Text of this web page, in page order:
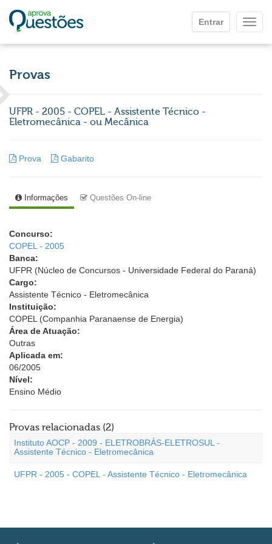
Entrar
Provas
UFPR - 2005 - COPEL - Assistente Técnico -
Eletromecânica - ou Mecânica
Prova Gabarito
Informações Questões On-line
Concurso:
COPEL - 2005
Banca:
UFPR (Núcleo de Concursos - Universidade Federal do Paraná)
Cargo:
Assistente Técnico - Eletromecânica
Instituição:
COPEL (Companhia Paranaense de Energia)
Área de Atuação:
Outras
Aplicada em:
06/2005
Nível:
Ensino Médio
Provas relacionadas (2)
Instituto AOCP - 2009 - ELETROBRÁS-ELETROSUL -
Assistente Técnico - Eletromecânica
UFPR - 2005 - COPEL - Assistente Técnico - Eletromecânica